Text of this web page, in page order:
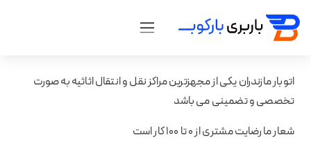
اتوبار مازندران یکی از مجهزترین مراکز نقل و انتقال اثاثیه به صورت
تخصصی و تضمینی می باشد
شعار ما رضایت مشتری از ۰ تا ۱۰۰ کار است